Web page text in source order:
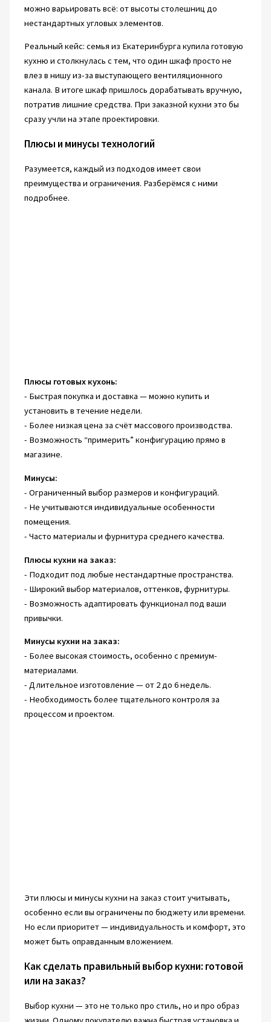
можно варьировать всё: от высоты столешниц до
нестандартных угловых элементов.
Реальный кейс: семья из Екатеринбурга купила готовую
кухню и столкнулась с тем, что один шкаф просто не
влез в нишу из-за выступающего вентиляционного
канала. В итоге шкаф пришлось дорабатывать вручную,
потратив лишние средства. При заказной кухни это бы
сразу учли на этапе проектировки.
Плюсы и минусы технологий
Разумеется, каждый из подходов имеет свои
преимущества и ограничения. Разберёмся с ними
подробнее.
Плюсы готовых кухонь:
- Быстрая покупка и доставка — можно купить и
установить в течение недели.
- Более низкая цена за счёт массового производства.
- Возможность “примерить” конфигурацию прямо в
магазине.
Минусы:
- Ограниченный выбор размеров и конфигураций.
- Не учитываются индивидуальные особенности
помещения.
- Часто материалы и фурнитура среднего качества.
Плюсы кухни на заказ:
- Подходит под любые нестандартные пространства.
- Широкий выбор материалов, оттенков, фурнитуры.
- Возможность адаптировать функционал под ваши
привычки.
Минусы кухни на заказ:
- Более высокая стоимость, особенно с премиум-
материалами.
- Длительное изготовление — от 2 до 6 недель.
- Необходимость более тщательного контроля за
процессом и проектом.
Эти плюсы и минусы кухни на заказ стоит учитывать,
особенно если вы ограничены по бюджету или времени.
Но если приоритет — индивидуальность и комфорт, это
может быть оправданным вложением.
Как сделать правильный выбор кухни: готовой
или на заказ?
Выбор кухни — это не только про стиль, но и про образ